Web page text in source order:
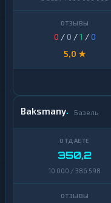
0 / 0 /1 /0
5,0 ★
Baksmany Базель
350,2
10 000 / 386 598